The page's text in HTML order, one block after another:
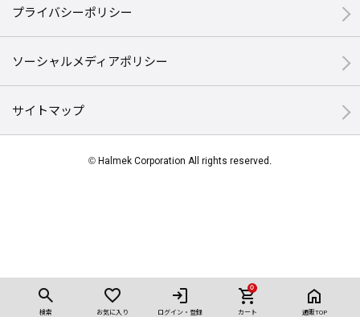
検索 お気に入り ログイン・登録
0
カート 通販TOP
プライバシーポリシー
ソーシャルメディアポリシー
サイトマップ
© Halmek Corporation All rights reserved.